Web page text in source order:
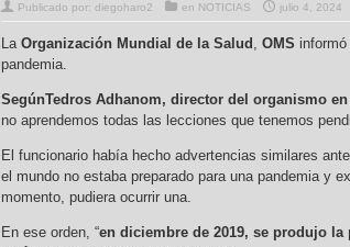
Publicado por: diegoharo2 en NOTICIAS julio 4, 2024
La Organización Mundial de la Salud , OMS
pandemia.
SegúnTedros Adhanom, director del organismo
no aprendemos todas las lecciones que tenemos
El funcionario había hecho advertencias similares
el mundo no estaba preparado para una pandemia y
momento, pudiera ocurrir una.
En ese orden, “en diciembre de 2019, se produjo